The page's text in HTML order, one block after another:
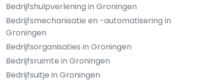
Bedrijfshulpverlening in Groningen
Bedrijfsmechanisatie en -automatisering in
Groningen
Bedrijfsorganisaties in Groningen
Bedrijfsruimte in Groningen
Bedrijfsuitje in Groningen